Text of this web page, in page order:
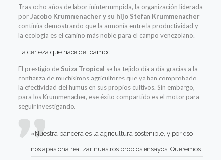
Tras ocho años de labor ininterrumpida, la organización liderada
porJacobo Krummenacher y su hijo Stefan Krummenacher
continúa demostrando que la armonía entre la productividad y
la ecología es el camino más noble para el campo venezolano.
La certeza que nace del campo
El prestigio de Suiza Tropical se ha tejido día a día gracias a la
confianza de muchísimos agricultores que ya han comprobado
la efectividad del humus en sus propios cultivos. Sin embargo,
para los Krummenacher, ese éxito compartido es el motor para
seguir investigando.
«Nuestra bandera es la agricultura sostenible, y por eso
nos apasiona realizar nuestros propios ensayos. Queremos